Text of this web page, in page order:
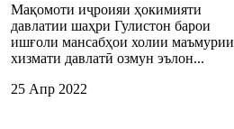
Мақомоти иҷроияи ҳокимияти
давлатии шаҳри Гулистон барои
ишғоли мансабҳои холии маъмурии
хизмати давлатӣ озмун эълон...
25 Апр 2022